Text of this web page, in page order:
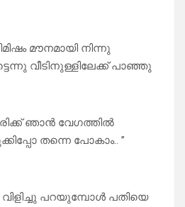
മൗനമായി നിന്നു
വീടിനുള്ളിലേക്ക് പാഞ്ഞു
ഞാൻ വേഗത്തിൽ
തന്നെ പോകാം.. ”
പറയുമ്പോൾ പതിയെ